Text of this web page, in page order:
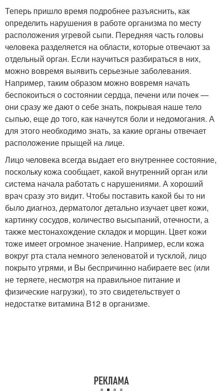
Теперь пришло время подробнее разъяснить, как
определить нарушения в работе организма по месту
расположения угревой сыпи. Передняя часть головы
человека разделяется на области, которые отвечают за
отдельный орган. Если научиться разбираться в них,
можно вовремя выявить серьезные заболевания.
Например, таким образом можно вовремя начать
беспокоиться о состоянии сердца, печени или почек —
они сразу же дают о себе знать, покрывая наше тело
сыпью, еще до того, как начнутся боли и недомогания. А
для этого необходимо знать, за какие органы отвечает
расположение прыщей на лице.
Лицо человека всегда выдает его внутреннее состояние,
поскольку кожа сообщает, какой внутренний орган или
система начала работать с нарушениями. А хороший
врач сразу это видит. Чтобы поставить какой бы то ни
было диагноз, дерматолог детально изучает цвет кожи,
картинку сосудов, количество высыпаний, отечности, а
также местонахождение складок и морщин. Цвет кожи
тоже имеет огромное значение. Например, если кожа
вокруг рта стала немного зеленоватой и тусклой, лицо
покрыто угрями, и Вы беспричинно набираете вес (или
не теряете, несмотря на правильное питание и
физические нагрузки), то это свидетельствует о
недостатке витамина В12 в организме.